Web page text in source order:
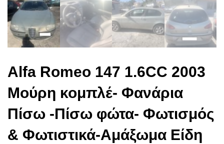
Alfa Romeo 147 1.6CC 2003
Μούρη κομπλέ- Φανάρια
Πίσω -Πίσω φώτα- Φωτισμός
& Φωτιστικά-Αμάξωμα Είδη